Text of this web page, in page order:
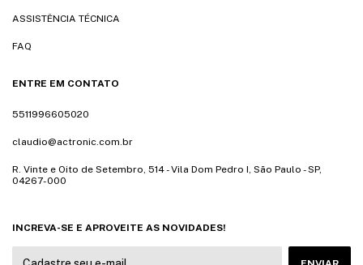
ASSISTÊNCIA TÉCNICA
FAQ
ENTRE EM CONTATO
5511996605020
claudio@actronic.com.br
R. Vinte e Oito de Setembro, 514 - Vila Dom Pedro I, São Paulo - SP,
04267-000
INCREVA-SE E APROVEITE AS NOVIDADES!